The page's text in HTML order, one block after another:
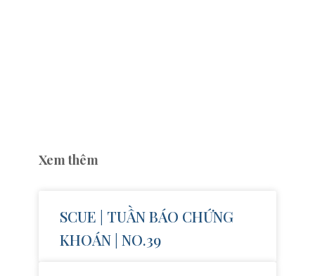
Xem thêm
SCUE | TUẦN BÁO CHỨNG
KHOÁN | NO.39